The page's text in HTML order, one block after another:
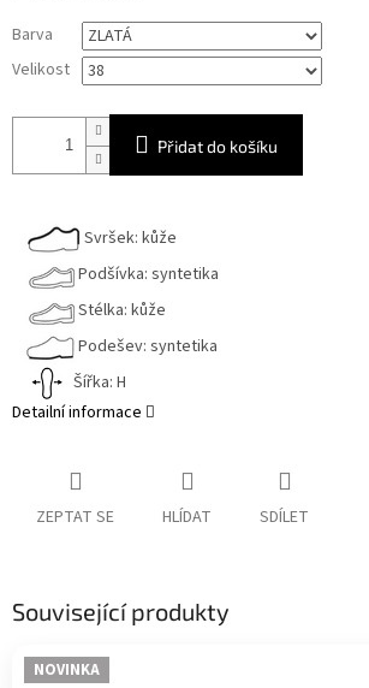
cena:
Barva
Velikost
Přidat do košíku
Svršek: kůže
Podšívka: syntetika
Stélka: kůže
Podešev: syntetika
Šířka: H
Detailní informace
ZEPTAT SE HLÍDAT SDÍLET
Související produkty
NOVINKA